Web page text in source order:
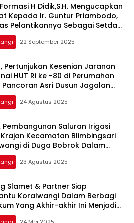
H Didik,S.H. Mengucapkan
Kepada Ir. Guntur Priambodo,
Pelantikannya Sebagai Setda
Kabupaten Banyuwangi
22 September 2025
Pertunjukan Kesenian Jaranan
HUT Ri ke -80 di Perumahan
Pancoran Asri Dusun Jagalan
Kabupaten Banyuwangi
24 Agustus 2025
Pembangunan Saluran Irigasi
Krajan Kecamatan Blimbingsari
di Duga Bobrok Dalam
LSM Formasi
Adukan ke Kejati Jatim
23 Agustus 2025
Slamet & Partner Siap
Koralwangi Dalam Berbagi
Yang Akhir-akhir Ini Menjadi
Publik di Bumi Blambangan